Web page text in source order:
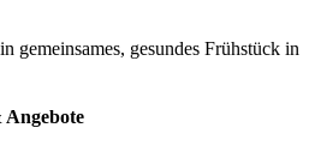
gemeinsames, gesundes Frühstück in